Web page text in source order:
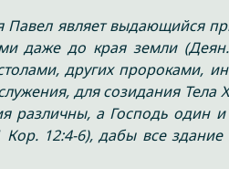
Павел являет выдающийся
даже до края земли
других пророками,
для созидания Тела
различны, а Господь один
12:4-6), дабы все здание